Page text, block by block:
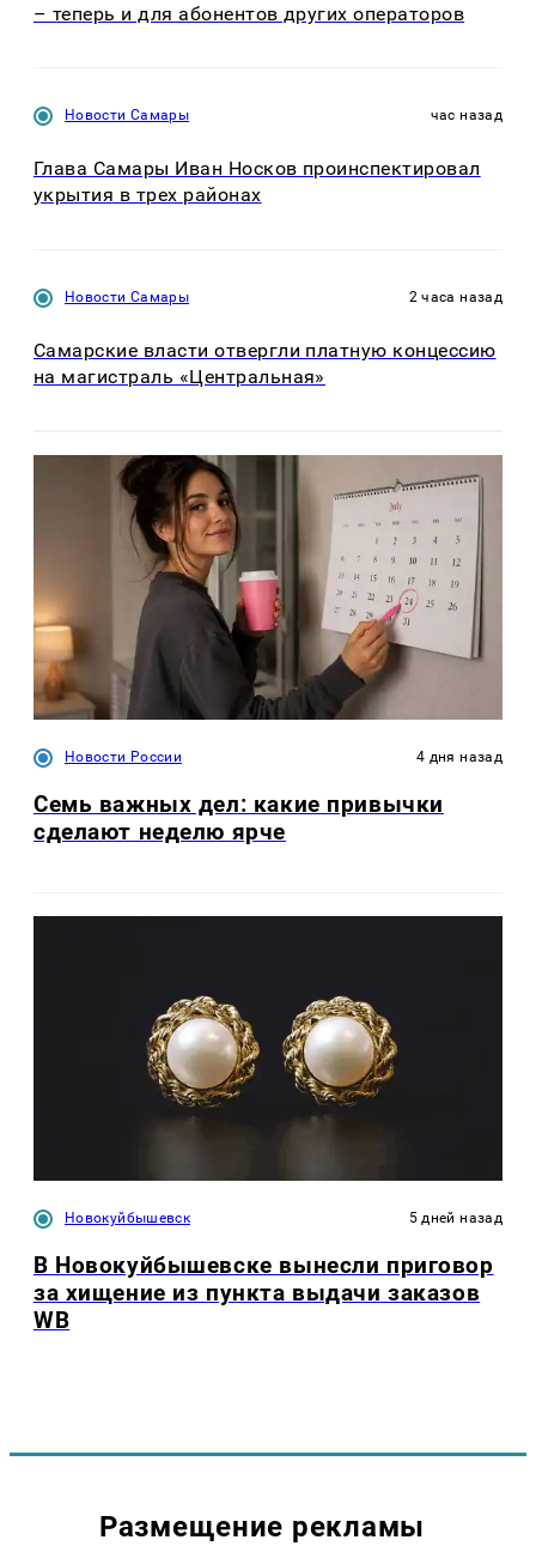
– теперь и для абонентов других операторов
Новости Самары час назад
Глава Самары Иван Носков проинспектировал
укрытия в трех районах
Новости Самары 2 часа назад
Самарские власти отвергли платную концессию
на магистраль «Центральная»
Новости России 4 дня назад
Семь важных дел: какие привычки
сделают неделю ярче
Новокуйбышевск 5 дней назад
В Новокуйбышевске вынесли приговор
за хищение из пункта выдачи заказов
WB
Размещение рекламы